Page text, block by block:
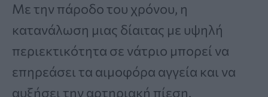
Με την πάροδο του χρόνου, η
κατανάλωση μιας δίαιτας με υψηλή
περιεκτικότητα σε νάτριο μπορεί να
επηρεάσει τα αιμοφόρα αγγεία και να
αυξήσει την αρτηριακή πίεση.